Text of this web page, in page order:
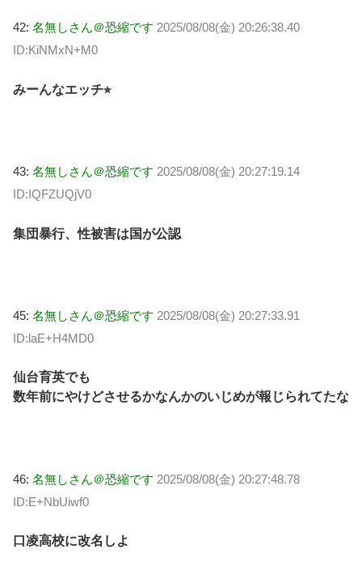
42: 名無しさん＠恐縮です 2025/08/08(金) 20:26:38.40
ID:KiNMxN+M0
みーんなエッチ⭐︎
43: 名無しさん＠恐縮です 2025/08/08(金) 20:27:19.14
ID:IQFZUQjV0
集団暴行、性被害は国が公認
45: 名無しさん＠恐縮です 2025/08/08(金) 20:27:33.91
ID:laE+H4MD0
仙台育英でも
数年前にやけどさせるかなんかのいじめが報じられてたな
46: 名無しさん＠恐縮です 2025/08/08(金) 20:27:48.78
ID:E+NbUiwf0
口凌高校に改名しよ